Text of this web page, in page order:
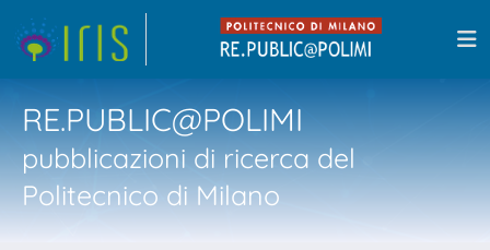
RE.PUBLIC@POLIMI
pubblicazioni di ricerca del
Politecnico di Milano